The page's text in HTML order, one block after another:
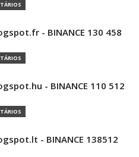
- BINANCE 130 458
- BINANCE 110 512
- BINANCE 138512